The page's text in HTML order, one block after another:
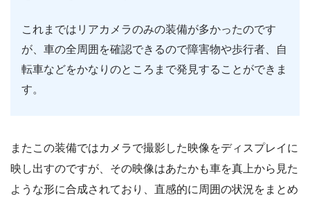
これまではリアカメラのみの装備が多かったのです
が、車の全周囲を確認できるので障害物や歩行者、自
転車などをかなりのところまで発見することができま
す。
またこの装備ではカメラで撮影した映像をディスプレイに
映し出すのですが、その映像はあたかも車を真上から見た
ような形に合成されており、直感的に周囲の状況をまとめ